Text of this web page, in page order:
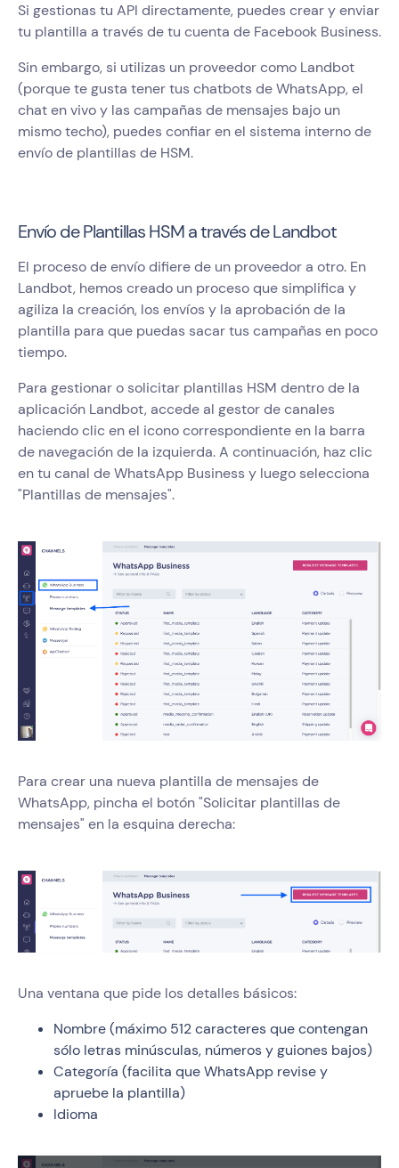
Si gestionas tu API directamente, puedes crear y enviar
tu plantilla a través de tu cuenta de Facebook Business.
Sin embargo, si utilizas un proveedor como Landbot
(porque te gusta tener tus chatbots de WhatsApp, el
chat en vivo y las campañas de mensajes bajo un
mismo techo), puedes confiar en el sistema interno de
envío de plantillas de HSM.
Envío de Plantillas HSM a través de Landbot
El proceso de envío difiere de un proveedor a otro. En
Landbot, hemos creado un proceso que simplifica y
agiliza la creación, los envíos y la aprobación de la
plantilla para que puedas sacar tus campañas en poco
tiempo.
Para gestionar o solicitar plantillas HSM dentro de la
aplicación Landbot, accede al gestor de canales
haciendo clic en el icono correspondiente en la barra
de navegación de la izquierda. A continuación, haz clic
en tu canal de WhatsApp Business y luego selecciona
"Plantillas de mensajes".
Para crear una nueva plantilla de mensajes de
WhatsApp, pincha el botón "Solicitar plantillas de
mensajes" en la esquina derecha:
Una ventana que pide los detalles básicos:
Nombre (máximo 512 caracteres que contengan
sólo letras minúsculas, números y guiones bajos)
Categoría (facilita que WhatsApp revise y
apruebe la plantilla)
Idioma